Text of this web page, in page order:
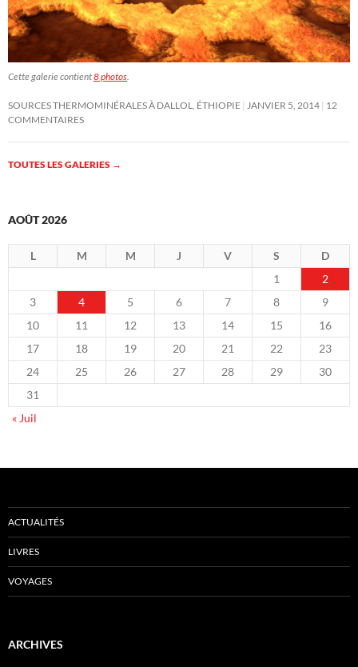
Cette galerie contient8 photos
SOURCES THERMOMINÉRALES À DALLOL, ÉTHIOPIE JANVIER 5, 2014 12
COMMENTAIRES
TOUTES LES GALERIES →
AOÛT 2026
L M M J V S
D
1
2
3
4 5 6 7 8
9
10
11 12 13 14 15
16
17
18 19 20 21 22
23
24
25 26 27 28 29
30
31
« Juil
ACTUALITÉS
LIVRES
VOYAGES
ARCHIVES